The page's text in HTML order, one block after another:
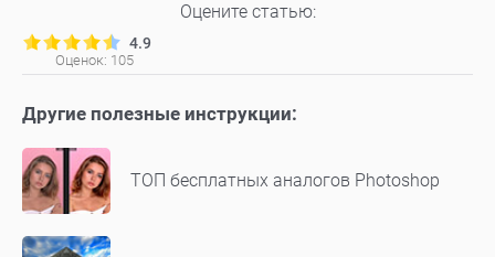
Оцените статью:
4.9
Оценок: 105
Другие полезные инструкции:
ТОП бесплатных аналогов Photoshop